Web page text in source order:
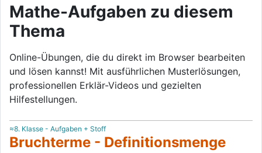
Mathe-Aufgaben zu diesem
Thema
Online-Übungen, die du direkt im Browser bearbeiten
und lösen kannst! Mit ausführlichen Musterlösungen,
professionellen Erklär-Videos und gezielten
Hilfestellungen.
≈8. Klasse - Aufgaben + Stoff
Bruchterme - Definitionsmenge